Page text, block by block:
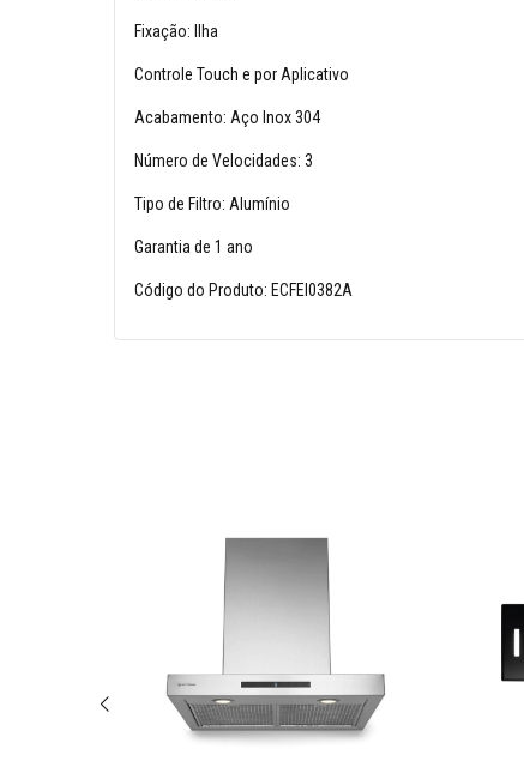
Fixação: Ilha
Controle Touch e por Aplicativo
Acabamento: Aço Inox 304
Número de Velocidades: 3
Tipo de Filtro: Alumínio
Garantia de 1 ano
Código do Produto: ECFEI0382A